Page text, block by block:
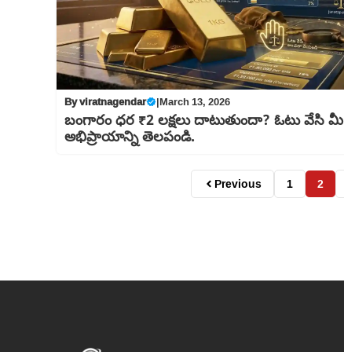
Byviratnagendar |March 13, 2026
బంగారం ధర ₹2 లక్షలు దాటుతుందా? ఓటు వేసి మీ
అభిప్రాయాన్ని తెలపండి.
Previous 1 2